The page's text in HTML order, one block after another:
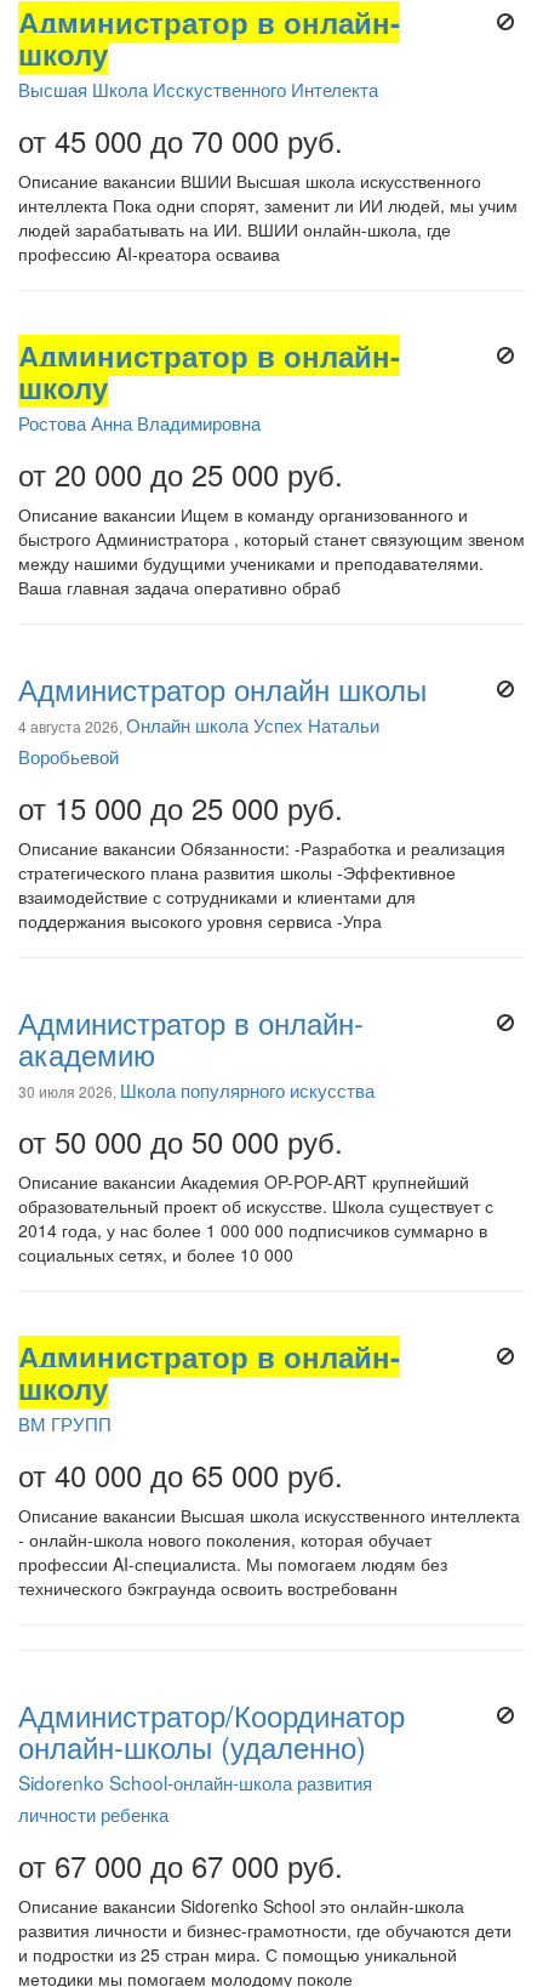
Администратор в онлайн-
школу
Высшая Школа Исскуственного Интелекта
от 45 000 до 70 000 руб.
Описание вакансии ВШИИ Высшая школа искусственного
интеллекта Пока одни спорят, заменит ли ИИ людей, мы учим
людей зарабатывать на ИИ. ВШИИ онлайн-школа, где
профессию AI-креатора осваива
Администратор в онлайн-
школу
Ростова Анна Владимировна
от 20 000 до 25 000 руб.
Описание вакансии Ищем в команду организованного и
быстрого Администратора , который станет связующим звеном
между нашими будущими учениками и преподавателями.
Ваша главная задача оперативно обраб
Администратор онлайн школы
4 августа 2026, Онлайн школа Успех Натальи
Воробьевой
от 15 000 до 25 000 руб.
Описание вакансии Обязанности: -Разработка и реализация
стратегического плана развития школы -Эффективное
взаимодействие с сотрудниками и клиентами для
поддержания высокого уровня сервиса -Упра
Администратор в онлайн-
академию
30 июля 2026, Школа популярного искусства
от 50 000 до 50 000 руб.
Описание вакансии Академия OP-POP-ART крупнейший
образовательный проект об искусстве. Школа существует с
2014 года, у нас более 1 000 000 подписчиков суммарно в
социальных сетях, и более 10 000
Администратор в онлайн-
школу
ВМ ГРУПП
от 40 000 до 65 000 руб.
Описание вакансии Высшая школа искусственного интеллекта
- онлайн-школа нового поколения, которая обучает
профессии AI-специалиста. Мы помогаем людям без
технического бэкграунда освоить востребованн
Администратор/Координатор
онлайн-школы (удаленно)
Sidorenko School-онлайн-школа развития
личности ребенка
от 67 000 до 67 000 руб.
Описание вакансии Sidorenko School это онлайн-школа
развития личности и бизнес-грамотности, где обучаются дети
и подростки из 25 стран мира. С помощью уникальной
методики мы помогаем молодому поколе